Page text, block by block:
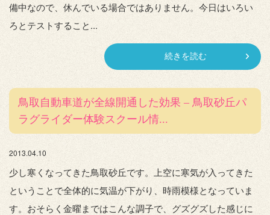
備中なので、休んでいる場合ではありません。今日はいろい
ろとテストすること...
続きを読む
鳥取自動車道が全線開通した効果 – 鳥取砂丘パ
ラグライダー体験スクール情...
2013.04.10
少し寒くなってきた鳥取砂丘です。上空に寒気が入ってきた
ということで全体的に気温が下がり、時雨模様となっていま
す。おそらく金曜まではこんな調子で、グズグズした感じに